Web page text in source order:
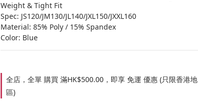
Weight & Tight Fit
Spec: JS120/JM130/JL140/JXL150/JXXL160
Material: 85% Poly / 15% Spandex
Color: Blue
全店，全單 購買 滿HK$500.00，即享 免運 優惠 (只限香港地
區)